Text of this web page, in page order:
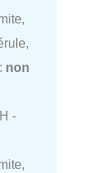
non
-